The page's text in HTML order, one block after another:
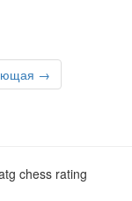
→
chess rating